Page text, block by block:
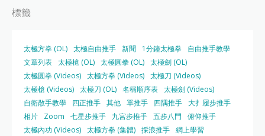
標籤
太極方拳 (OL) 太極自由推手 新聞 1分鐘太極拳
自由推手教學
文章列表 太極槍 (OL) 太極圓拳 (OL) 太極劍 (OL)
太極圓拳 (Videos) 太極方拳 (Videos) 太極刀 (Videos)
太極槍 (Videos) 太極刀 (OL) 名稱順序表 太極劍 (Videos)
自衛散手教學
四正推手 其他 單推手 四隅推手 大扌履步推手
相片
Zoom 七星步推手 九宮步推手 五步八門
俯仰推手
太極內功 (Videos) 太極方拳 (集體) 採浪推手 網上學習